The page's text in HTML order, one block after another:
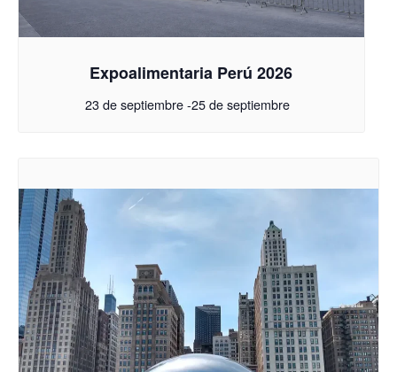
Expoalimentaria Perú 2026
23 de septiembre -25 de septiembre